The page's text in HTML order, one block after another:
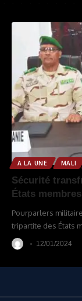
A LA UNE MALI
Sécurité
États
Pourparlers
tripartite des États
12/01/2024